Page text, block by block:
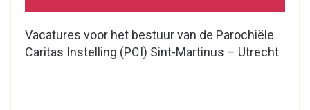
Vacatures voor het bestuur van de Parochiële
Caritas Instelling (PCI) Sint-Martinus – Utrecht